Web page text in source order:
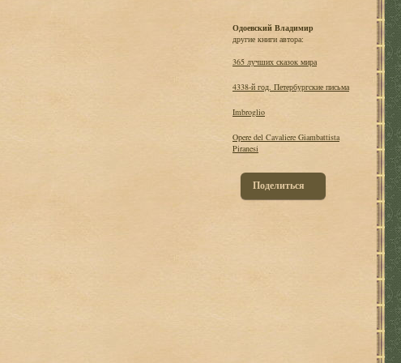
Одоевский Владимир
другие книги автора:
365 лучших сказок мира
4338-й год. Петербургские письма
Imbroglio
Opere del Cavaliere Giambattista
Piranesi
Поделиться